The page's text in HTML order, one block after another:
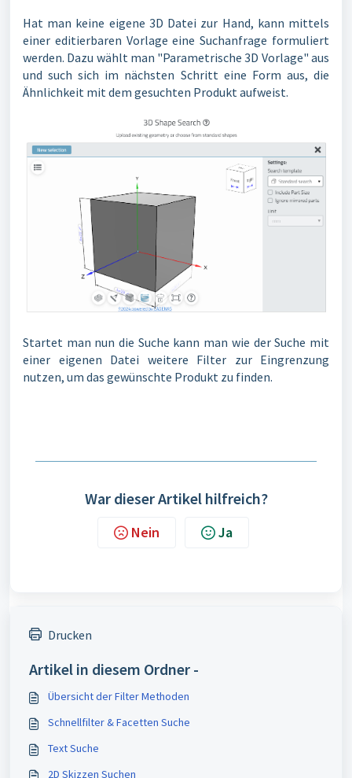
Hat man keine eigene 3D Datei zur Hand, kann mittels
einer editierbaren Vorlage eine Suchanfrage formuliert
werden. Dazu wählt man "Parametrische 3D Vorlage" aus
und such sich im nächsten Schritt eine Form aus, die
Ähnlichkeit mit dem gesuchten Produkt aufweist.
Startet man nun die Suche kann man wie der Suche mit
einer eigenen Datei weitere Filter zur Eingrenzung
nutzen, um das gewünschte Produkt zu finden.
War dieser Artikel hilfreich?
Nein Ja
Drucken
Artikel in diesem Ordner -
Übersicht der Filter Methoden
Schnellfilter & Facetten Suche
Text Suche
2D Skizzen Suchen